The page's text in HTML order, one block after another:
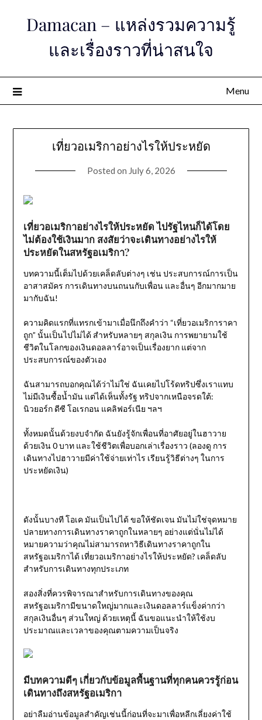
Damacan – แหล่งรวมความรู้
และเรื่องราวที่น่าสนใจ
Menu
เที่ยวอเมริกาอย่างไรให้ประหยัด
Posted on July 6, 2026
เที่ยวอเมริกาอย่างไรให้ประหยัด ไปรัฐไหนก็ได้โดย
ไม่ต้องใช้เงินมาก สงสัยว่าจะเดินทางอย่างไรให้
ประหยัดในสหรัฐอเมริกา?
บทความนี้เต็มไปด้วยเคล็ดลับต่างๆ เช่น ประสบการณ์การเป็น
อาสาสมัคร การเดินทางบนถนนกับเพื่อน และอื่นๆ อีกมากมาย
มากับฉัน!
ความคิดแรกที่แทรกเข้ามาเมื่อนึกถึงคำว่า “เที่ยวอเมริการาคา
ถูก” นั้นเป็นไปไม่ได้ สำหรับหลายๆ สกุลเงิน การพยายามใช้
ชีวิตในโลกของเงินดอลลาร์อาจเป็นเรื่องยาก แต่จาก
ประสบการณ์ของตัวเอง
ฉันสามารถบอกคุณได้ว่าไม่ใช่ ฉันเคยไปโร้ดทริปซึ่งเราแทบ
ไม่มีเงินซื้อน้ำมัน แต่ได้เห็นทั้งรัฐ ทริปจากเหนือจรดใต้:
นิวยอร์ก ดีซี โอเรกอน แคลิฟอร์เนีย ฯลฯ
ทั้งหมดนั้นด้วยงบจำกัด ฉันยังรู้จักเพื่อนที่อาศัยอยู่ในฮาวาย
ด้วยเงิน 0 บาท และใช้ชีวิตเพื่อบอกเล่าเรื่องราว (ลองดู การ
เดินทางไปฮาวายมีค่าใช้จ่ายเท่าไร เรียนรู้วิธีต่างๆ ในการ
ประหยัดเงิน)
ดังนั้นบางที โอเค มันเป็นไปได้ ขอให้ชัดเจน มันไม่ใช่จุดหมาย
ปลายทางการเดินทางราคาถูกในหลายๆ อย่างแต่นั่นไม่ได้
หมายความว่าคุณไม่สามารถหาวิธีเดินทางราคาถูกใน
สหรัฐอเมริกาได้ เที่ยวอเมริกาอย่างไรให้ประหยัด? เคล็ดลับ
สำหรับการเดินทางทุกประเภท
สองสิ่งที่ควรพิจารณาสำหรับการเดินทางของคุณ
สหรัฐอเมริกามีขนาดใหญ่มากและเงินดอลลาร์แข็งค่ากว่า
สกุลเงินอื่นๆ ส่วนใหญ่ ด้วยเหตุนี้ ฉันขอแนะนำให้ใช้งบ
ประมาณและเวลาของคุณตามความเป็นจริง
มีบทความดีๆ เกี่ยวกับข้อมูลพื้นฐานที่ทุกคนควรรู้ก่อน
เดินทางถึงสหรัฐอเมริกา
อย่าลืมอ่านข้อมูลสำคัญเช่นนี้ก่อนที่จะมาเพื่อหลีกเลี่ยงค่าใช้